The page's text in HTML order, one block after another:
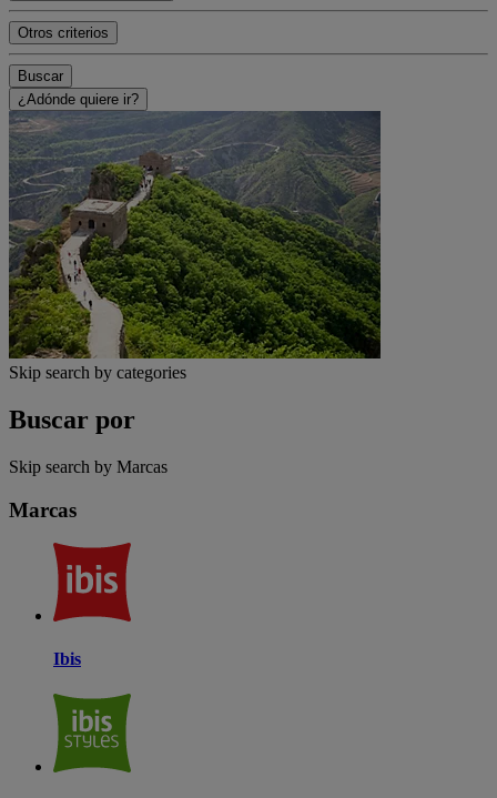
Otros criterios
Buscar
¿Adónde quiere ir?
Skip search by categories
Buscar por
Skip search by Marcas
Marcas
Ibis